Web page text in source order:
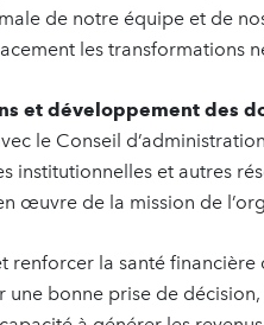
de notre équipe et de
les transformations
et développement des
le Conseil
institutionnelles et autres
œuvre de la mission de
renforcer la santé
une bonne prise de